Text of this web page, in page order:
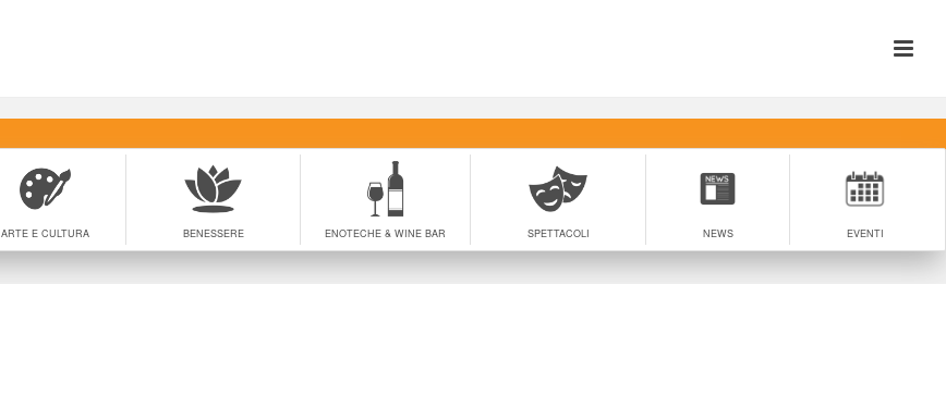
ARTE E CULTURA BENESSERE ENOTECHE & WINE BAR SPETTACOLI NEWS EVENTI